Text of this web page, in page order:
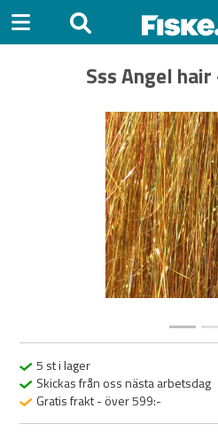
Sss Angel
5 st i lager
Skickas från oss nästa arbetsdag
Gratis frakt - över 599:-